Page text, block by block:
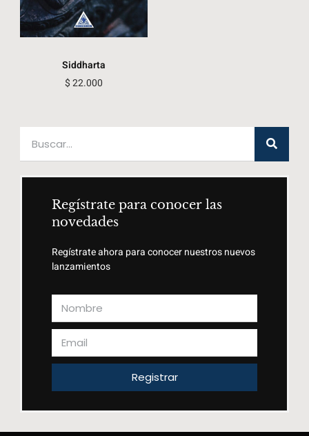
Siddharta
$22.000
Regístrate para conocer las
novedades
Regístrate ahora para conocer nuestros nuevos
lanzamientos
Registrar